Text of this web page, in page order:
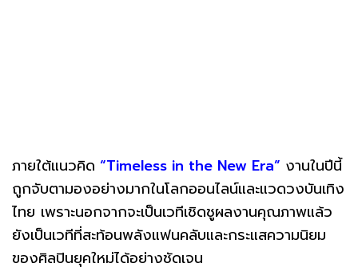
ภายใต้แนวคิด “Timeless in the New Era” งานในปีนี้
ถูกจับตามองอย่างมากในโลกออนไลน์และแวดวงบันเทิง
ไทย เพราะนอกจากจะเป็นเวทีเชิดชูผลงานคุณภาพแล้ว
ยังเป็นเวทีที่สะท้อนพลังแฟนคลับและกระแสความนิยม
ของศิลปินยุคใหม่ได้อย่างชัดเจน